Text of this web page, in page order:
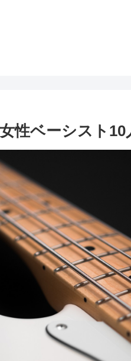
性ベーシスト10